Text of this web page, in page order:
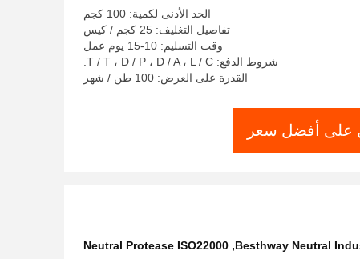
الحد الأدنى لكمية: 100 كجم
تفاصيل التغليف: 25 كجم / كيس
وقت التسليم: 10-15 يوم عمل
شروط الدفع: T / T ، D / P ، D / A ، L / C.
القدرة على العرض: 100 طن / شهر
على أفضل سعر
Besthway Neutral
,
Neutral Protease ISO22000